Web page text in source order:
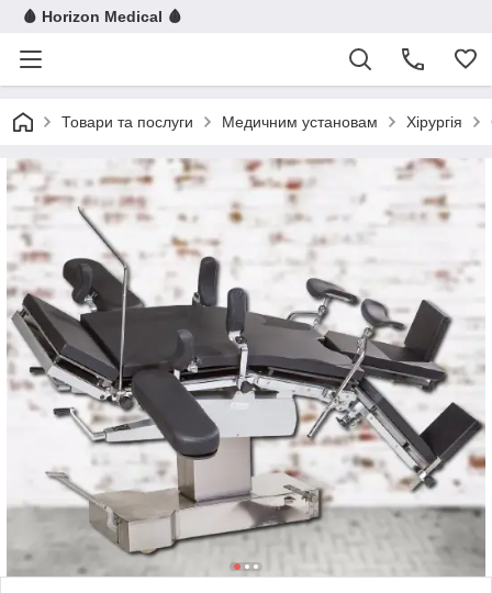
🩸 Horizon Medical 🩸
Товари та послуги Медичним установам Хірургія